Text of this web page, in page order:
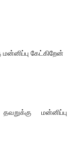
கேட்கிறேன்
மன்னிப்பு